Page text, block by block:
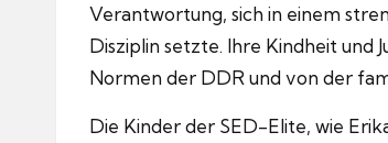
Verantwortung, sich in einem
Disziplin setzte. Ihre Kindheit und
Normen der DDR und von der
Die Kinder der SED-Elite, wie